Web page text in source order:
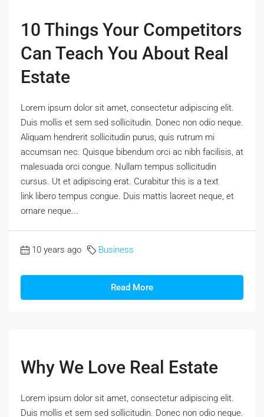
10 Things Your Competitors
Can Teach You About Real
Estate
Lorem ipsum dolor sit amet, consectetur adipiscing elit.
Duis mollis et sem sed sollicitudin. Donec non odio neque.
Aliquam hendrerit sollicitudin purus, quis rutrum mi
accumsan nec. Quisque bibendum orci ac nibh facilisis, at
malesuada orci congue. Nullam tempus sollicitudin
cursus. Ut et adipiscing erat. Curabitur this is a text
link libero tempus congue. Duis mattis laoreet neque, et
ornare neque...
10 years ago Business
Read More
Why We Love Real Estate
Lorem ipsum dolor sit amet, consectetur adipiscing elit.
Duis mollis et sem sed sollicitudin. Donec non odio neque.